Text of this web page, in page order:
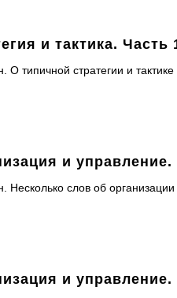
и тактика. Часть
типичной стратегии и
и управление.
слов об
и управление.